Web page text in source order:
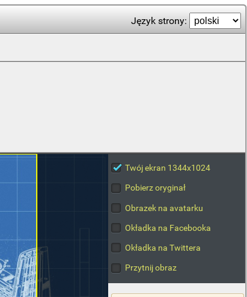
Język strony:
Twój ekran 1344x1024
Pobierz oryginał
Obrazek na avatarku
Okładka na Facebooka
Okładka na Twittera
Przytnij obraz